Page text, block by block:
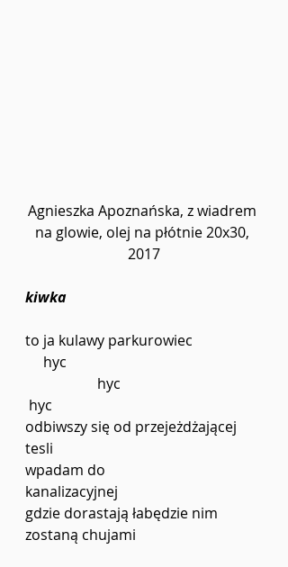
Agnieszka Apoznańska, z wiadrem
na glowie, olej na płótnie 20x30,
2017
kiwka
to ja kulawy parkurowiec
     hyc
hyc
hyc
odbiwszy się od przejeżdżającej
tesli
wpadam do
kanalizacyjnej
gdzie dorastają łabędzie nim
zostaną chujami